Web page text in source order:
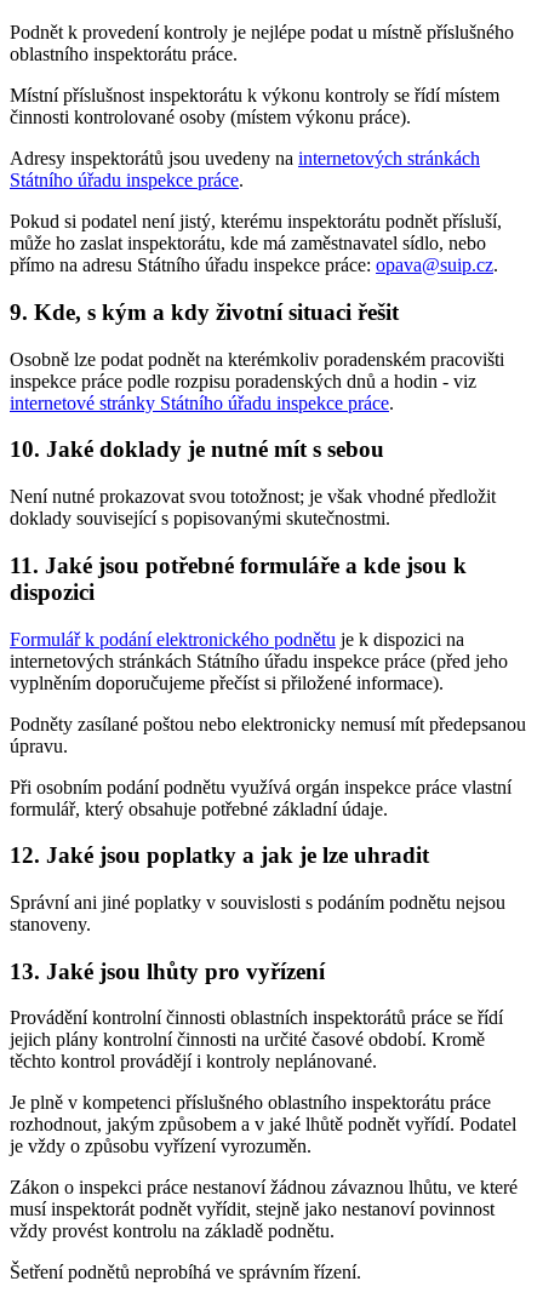
Podnět k provedení kontroly je nejlépe podat u místně příslušného
oblastního inspektorátu práce.
Místní příslušnost inspektorátu k výkonu kontroly se řídí místem
činnosti kontrolované osoby (místem výkonu práce).
Adresy inspektorátů jsou uvedeny na internetových stránkách
Státního úřadu inspekce práce.
Pokud si podatel není jistý, kterému inspektorátu podnět přísluší,
může ho zaslat inspektorátu, kde má zaměstnavatel sídlo, nebo
přímo na adresu Státního úřadu inspekce práce: opava@suip.cz.
9. Kde, s kým a kdy životní situaci řešit
Osobně lze podat podnět na kterémkoliv poradenském pracovišti
inspekce práce podle rozpisu poradenských dnů a hodin - viz
internetové stránky Státního úřadu inspekce práce.
10. Jaké doklady je nutné mít s sebou
Není nutné prokazovat svou totožnost; je však vhodné předložit
doklady související s popisovanými skutečnostmi.
11. Jaké jsou potřebné formuláře a kde jsou k
dispozici
Formulář k podání elektronického podnětu je k dispozici na
internetových stránkách Státního úřadu inspekce práce (před jeho
vyplněním doporučujeme přečíst si přiložené informace).
Podněty zasílané poštou nebo elektronicky nemusí mít předepsanou
úpravu.
Při osobním podání podnětu využívá orgán inspekce práce vlastní
formulář, který obsahuje potřebné základní údaje.
12. Jaké jsou poplatky a jak je lze uhradit
Správní ani jiné poplatky v souvislosti s podáním podnětu nejsou
stanoveny.
13. Jaké jsou lhůty pro vyřízení
Provádění kontrolní činnosti oblastních inspektorátů práce se řídí
jejich plány kontrolní činnosti na určité časové období. Kromě
těchto kontrol provádějí i kontroly neplánované.
Je plně v kompetenci příslušného oblastního inspektorátu práce
rozhodnout, jakým způsobem a v jaké lhůtě podnět vyřídí. Podatel
je vždy o způsobu vyřízení vyrozuměn.
Zákon o inspekci práce nestanoví žádnou závaznou lhůtu, ve které
musí inspektorát podnět vyřídit, stejně jako nestanoví povinnost
vždy provést kontrolu na základě podnětu.
Šetření podnětů neprobíhá ve správním řízení.